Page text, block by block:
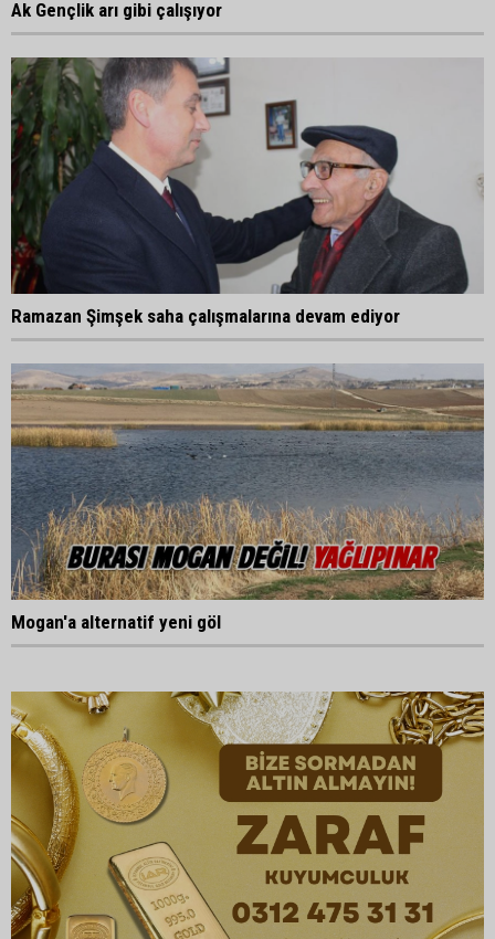
Ak Gençlik arı gibi çalışıyor
Ramazan Şimşek saha çalışmalarına devam ediyor
Mogan'a alternatif yeni göl